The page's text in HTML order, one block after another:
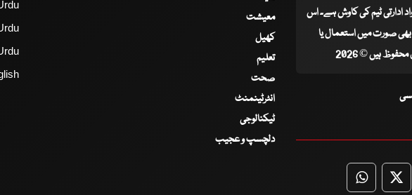
ادارتی ٹیم کی کاوش ہے۔ اس
صورت میں استعمال یا
ہیں © 2026
معیشت
کھیل
تعلیم
صحت
انٹرٹینمنٹ
ٹیکنالوجی
دلچسپ و عجیب